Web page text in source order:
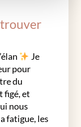
Je
pour
du
figé, et
nous
fatigue, les